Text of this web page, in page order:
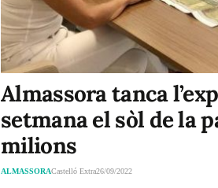
Almassora tanca
setmana el sòl de la
milions
ALMASSORACastelló Extra26/09/2022